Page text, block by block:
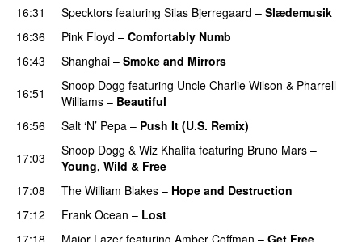
16:31
Specktors featuring Silas Bjerregaard – Slædemusik
16:36
Pink Floyd – Comfortably Numb
16:43
Shanghai – Smoke and Mirrors
16:51
Snoop Dogg featuring Uncle Charlie Wilson & Pharrell
Williams – Beautiful
16:56
Salt ‘N’ Pepa – Push It (U.S. Remix)
17:03
Snoop Dogg & Wiz Khalifa featuring Bruno Mars –
Young, Wild & Free
17:08
The William Blakes – Hope and Destruction
17:12
Frank Ocean – Lost
17:18
Major Lazer featuring Amber Coffman – Get Free